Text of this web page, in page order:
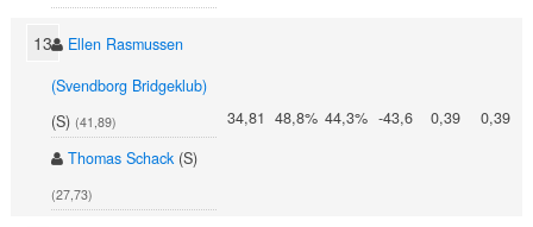
13
Ellen Rasmussen
(Svendborg Bridgeklub)
(S) (41,89)
Thomas Schack (S)
(27,73)
34,81 48,8% 44,3% -43,6 0,39 0,39